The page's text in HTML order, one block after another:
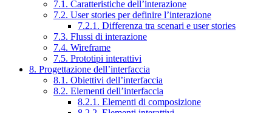
7.1. Caratteristiche dell’interazione
7.2. User stories per definire l’interazione
7.2.1. Differenza tra scenari e user stories
7.3. Flussi di interazione
7.4. Wireframe
7.5. Prototipi interattivi
8. Progettazione dell’interfaccia
8.1. Obiettivi dell’interfaccia
8.2. Elementi dell’interfaccia
8.2.1. Elementi di composizione